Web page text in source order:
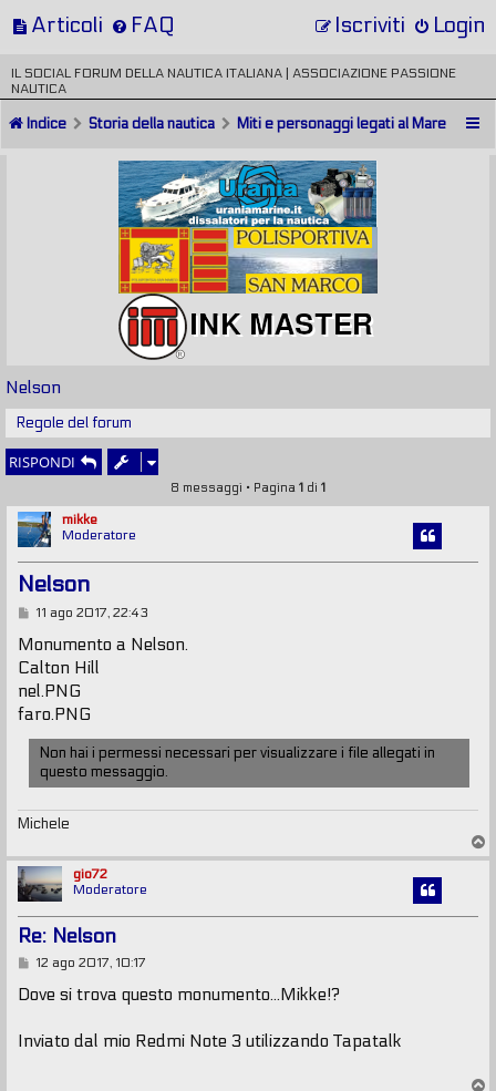
Articoli FAQ Login
Iscriviti
IL SOCIAL FORUM DELLA NAUTICA ITALIANA | ASSOCIAZIONE PASSIONE
NAUTICA
Indice Storia della nautica Miti e personaggi legati al Mare
Nelson
Regole del forum
RISPONDI
8 messaggi • Pagina 1 di 1
mikke
Moderatore
Nelson
M
s
a
g
i
o
11 ago 2017, 22:43
Monumento a Nelson.
Calton Hill
nel.PNG
faro.PNG
Non hai i permessi necessari per visualizzare i file allegati in
questo messaggio.
Michele
o
gio72
Moderatore
Re: Nelson
M
s
g
12 ago 2017, 10:17
Dove si trova questo monumento...Mikke!?
Inviato dal mio Redmi Note 3 utilizzando Tapatalk